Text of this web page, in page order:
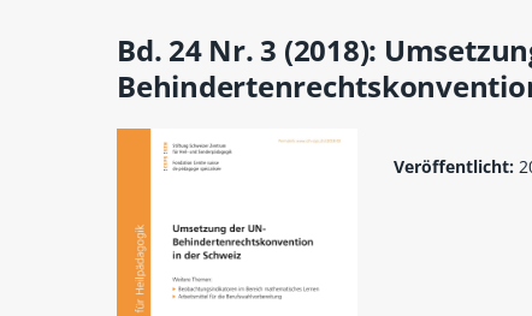
Bd. 24 Nr. 3 (2018):
Veröffentlicht: